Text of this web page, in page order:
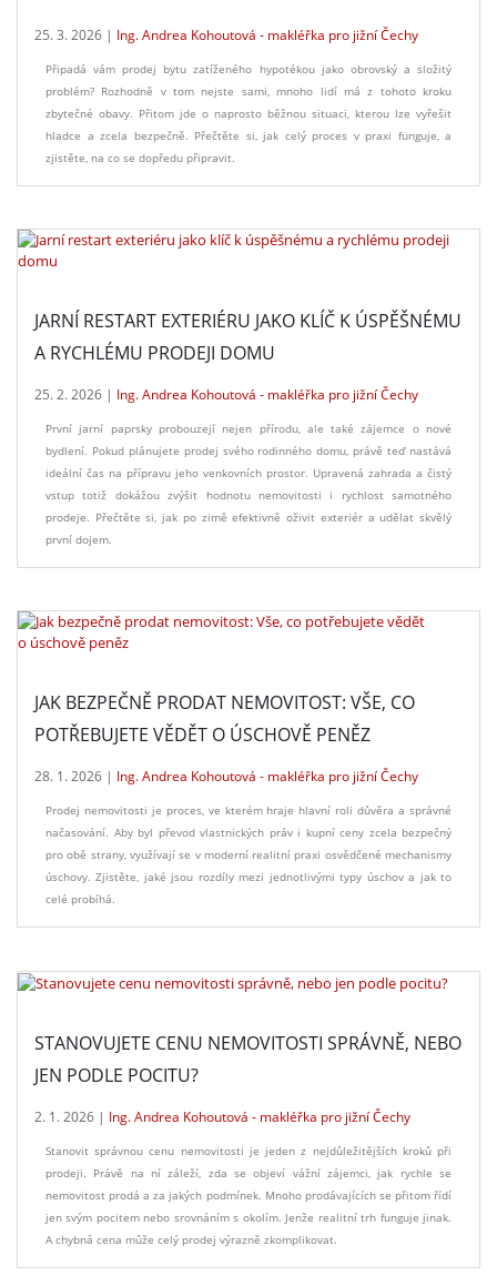
25. 3. 2026 | Ing. Andrea Kohoutová - makléřka pro jižní Čechy
Připadá vám prodej bytu zatíženého hypotékou jako obrovský a složitý
problém? Rozhodně v tom nejste sami, mnoho lidí má z tohoto kroku
zbytečné obavy. Přitom jde o naprosto běžnou situaci, kterou lze vyřešit
hladce a zcela bezpečně. Přečtěte si, jak celý proces v praxi funguje, a
zjistěte, na co se dopředu připravit.
JARNÍ RESTART EXTERIÉRU JAKO KLÍČ K ÚSPĚŠNÉMU
A RYCHLÉMU PRODEJI DOMU
25. 2. 2026 | Ing. Andrea Kohoutová - makléřka pro jižní Čechy
První jarní paprsky probouzejí nejen přírodu, ale také zájemce o nové
bydlení. Pokud plánujete prodej svého rodinného domu, právě teď nastává
ideální čas na přípravu jeho venkovních prostor. Upravená zahrada a čistý
vstup totiž dokážou zvýšit hodnotu nemovitosti i rychlost samotného
prodeje. Přečtěte si, jak po zimě efektivně oživit exteriér a udělat skvělý
první dojem.
JAK BEZPEČNĚ PRODAT NEMOVITOST: VŠE, CO
POTŘEBUJETE VĚDĚT O ÚSCHOVĚ PENĚZ
28. 1. 2026 | Ing. Andrea Kohoutová - makléřka pro jižní Čechy
Prodej nemovitosti je proces, ve kterém hraje hlavní roli důvěra a správné
načasování. Aby byl převod vlastnických práv i kupní ceny zcela bezpečný
pro obě strany, využívají se v moderní realitní praxi osvědčené mechanismy
úschovy. Zjistěte, jaké jsou rozdíly mezi jednotlivými typy úschov a jak to
celé probíhá.
STANOVUJETE CENU NEMOVITOSTI SPRÁVNĚ, NEBO
JEN PODLE POCITU?
2. 1. 2026 | Ing. Andrea Kohoutová - makléřka pro jižní Čechy
Stanovit správnou cenu nemovitosti je jeden z nejdůležitějších kroků při
prodeji. Právě na ní záleží, zda se objeví vážní zájemci, jak rychle se
nemovitost prodá a za jakých podmínek. Mnoho prodávajících se přitom řídí
jen svým pocitem nebo srovnáním s okolím. Jenže realitní trh funguje jinak.
A chybná cena může celý prodej výrazně zkomplikovat.